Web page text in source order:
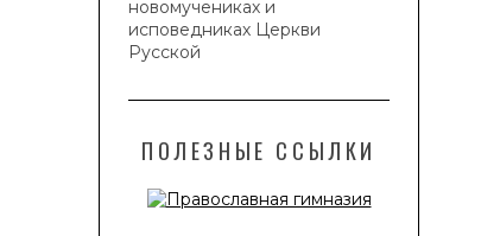
новомучениках и
исповедниках Церкви
Русской
ПОЛЕЗНЫЕ ССЫЛКИ